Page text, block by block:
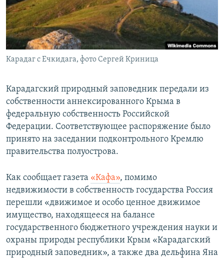
ПОБЕДИТЕЛЕЙ НЕ СУДЯТ?
КРЫМ.НЕПОКОРЕННЫЙ
ELIFBE
УКРАИНСКАЯ ПРОБЛЕМА КРЫМА
ПРИСОЕДИНЯЙТЕСЬ!
Карадаг с Ечкидага, фото Сергей Криница
Карадагский природный заповедник передали из
собственности аннексированного Крыма в
федеральную собственность Российской
Федерации. Соответствующее распоряжение было
принято на заседании подконтрольного Кремлю
правительства полуострова.
Как сообщает газета «Кафа», помимо
недвижимости в собственность государства Россия
перешли «движимое и особо ценное движимое
имущество, находящееся на балансе
государственного бюджетного учреждения науки и
охраны природы республики Крым «Карадагский
природный заповедник», а также два дельфина Яна